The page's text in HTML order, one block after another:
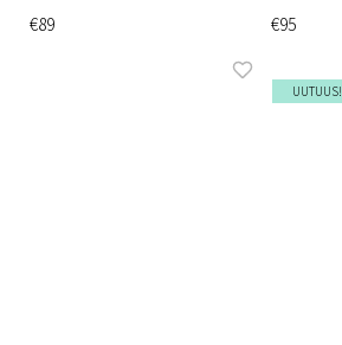
€89 €95
UUTUUS!